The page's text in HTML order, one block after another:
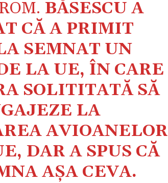
BĂSESCU A
CĂ A PRIMIT
SEMNAT UN
LA UE, ÎN CARE
SOLITITATĂ SĂ
LA
AVIOANELOR
DAR A SPUS CĂ
AȘA CEVA.